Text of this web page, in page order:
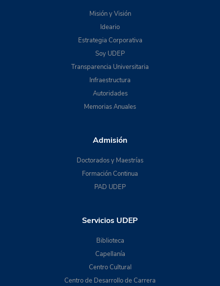
Misión y Visión
Ideario
Estrategia Corporativa
Soy UDEP
Transparencia Universitaria
Infraestructura
Autoridades
Memorias Anuales
Admisión
Doctorados y Maestrías
Formación Continua
PAD UDEP
Servicios UDEP
Biblioteca
Capellanía
Centro Cultural
Centro de Desarrollo de Carrera